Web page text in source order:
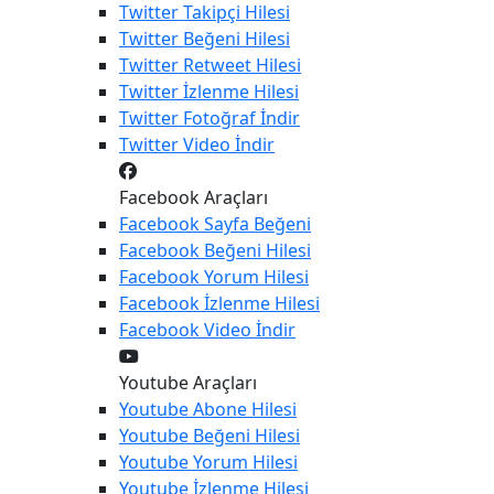
TwitterTakipçi Hilesi
Twitter Beğeni Hilesi
Twitter Retweet Hilesi
Twitterİzlenme Hilesi
Twitter Fotoğraf İndir
TwitterVideo İndir
Facebook Araçları
FacebookSayfa Beğeni
Facebook Beğeni Hilesi
FacebookYorum Hilesi
Facebookİzlenme Hilesi
FacebookVideo İndir
Youtube Araçları
YoutubeAbone Hilesi
Youtube Beğeni Hilesi
YoutubeYorum Hilesi
Youtubeİzlenme Hilesi